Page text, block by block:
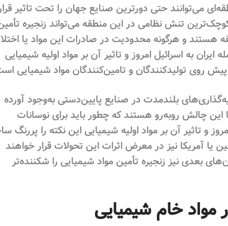
می‌توانند حتی دورترین صنایع جهان را تحت تاثیر
کوچک‌ترین تنش نظامی در این منطقه می‌تواند زنجیره
هستند و هرگونه محدودیت در صادرات این مواد یا
به اسرائیل امروز و تاثیر آن بر مواد اولیه شیمیایی
روی تولیدکنندگان و تامین‌کنندگان مواد شیمیایی
بلندمدت در صنایع پایین‌دستی به‌وجود آورده
چالش روبه‌رو هستند که چطور باید برای نوسانات
و تاثیر آن بر مواد اولیه شیمیایی این نکته را پررنگ
یا آمریکا نیز در معرض اثرات این تحولات قرار خواهند
بعدی نیز زنجیره تأمین مواد شیمیایی را شکننده‌تر
مواد خام شیمیایی